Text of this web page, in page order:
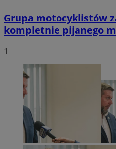
Grupa motocyklistów
kompletnie pijanego
1